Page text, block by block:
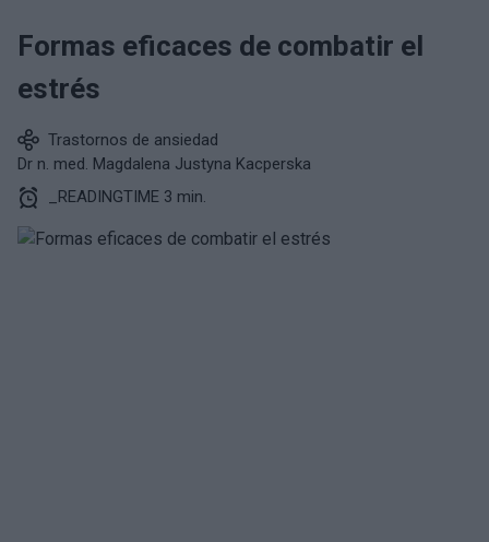
Formas eficaces de combatir el
estrés
Trastornos de ansiedad
Dr n. med. Magdalena Justyna Kacperska
_READINGTIME 3 min.